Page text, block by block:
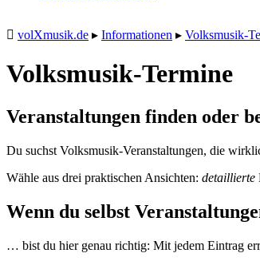
volXmusik.de ▸ Informationen ▸ Volksmusik-
Volksmusik-Termine
Veranstaltungen finden oder
Du suchst Volksmusik-Veranstaltungen, die
Wähle aus drei praktischen Ansichten: detaillierte
Wenn du selbst
… bist du hier genau richtig: Mit jedem Eintrag